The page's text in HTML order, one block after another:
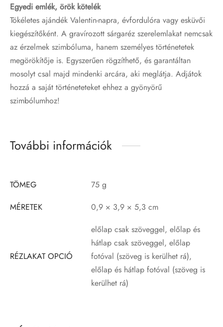
Egyedi emlék, örök kötelék
Tökéletes ajándék Valentin-napra, évfordulóra vagy esküvői
kiegészítőként. A gravírozott sárgaréz szerelemlakat nemcsak
az érzelmek szimbóluma, hanem személyes történetetek
megörökítője is. Egyszerűen rögzíthető, és garantáltan
mosolyt csal majd mindenki arcára, aki meglátja. Adjátok
hozzá a saját történeteteket ehhez a gyönyörű
szimbólumhoz!
További információk
TÖMEG
75 g
MÉRETEK
0,9 × 3,9 × 5,3 cm
RÉZLAKAT OPCIÓ
előlap csak szöveggel, előlap és
hátlap csak szöveggel, előlap
fotóval (szöveg is kerülhet rá),
előlap és hátlap fotóval (szöveg is
kerülhet rá)